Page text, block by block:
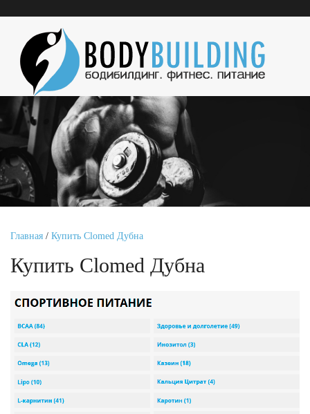
Главная / Купить Clomed Дубна
Купить Clomed Дубна